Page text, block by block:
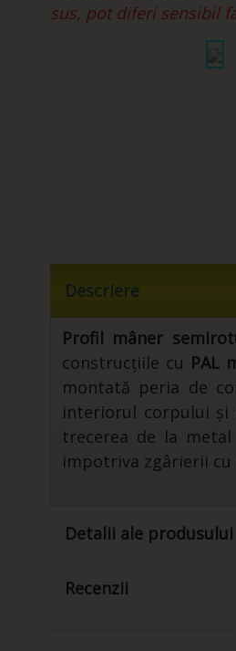
sus, pot diferi sensibil
Descriere
Profil mâner
construcțiile cu PAL
montată peria de
interiorul corpului și
trecerea de la
impotriva zgârierii cu
Detalii ale produsului
Recenzii